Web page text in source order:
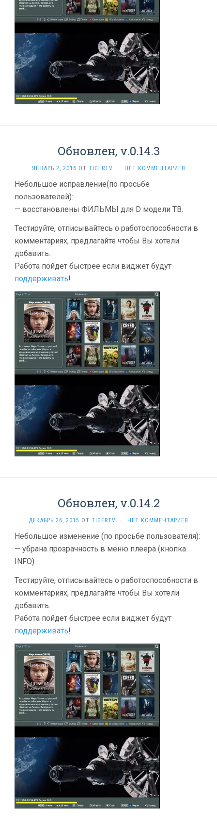
Обновлен, v.0.14.3
ЯНВАРЬ 2, 2016 ОТ TIGERTV · НЕТ КОММЕНТАРИЕВ
Небольшое исправление(по просьбе
пользователей):
— восстановлены ФИЛЬМЫ для D модели ТВ.
Тестируйте, отписывайтесь о работоспособности в
комментариях, предлагайте чтобы Вы хотели
добавить.
Работа пойдет быстрее если виджет будут
поддерживать!
Обновлен, v.0.14.2
ДЕКАБРЬ 26, 2015 ОТ TIGERTV · НЕТ КОММЕНТАРИЕВ
Небольшое изменение (по просьбе пользователя):
— убрана прозрачность в меню плеера (кнопка
INFO)
Тестируйте, отписывайтесь о работоспособности в
комментариях, предлагайте чтобы Вы хотели
добавить.
Работа пойдет быстрее если виджет будут
поддерживать!